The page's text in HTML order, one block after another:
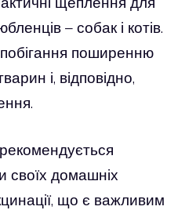
– собак і котів.
поширенню
і, відповідно,
своїх домашніх
що є важливим